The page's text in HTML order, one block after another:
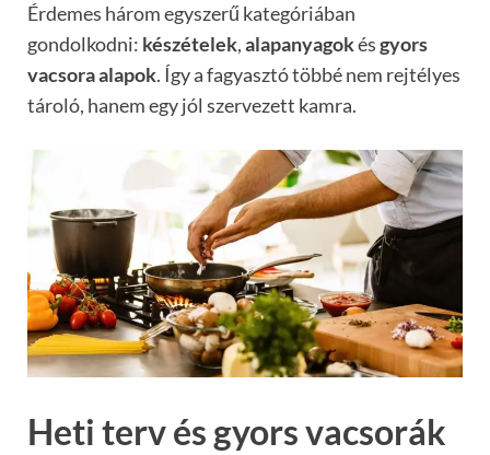
Érdemes három egyszerű kategóriában
gondolkodni: készételek,alapanyagokésgyors
vacsora alapok. Így a fagyasztó többé nem rejtélyes
tároló, hanem egy jól szervezett kamra.
Heti terv és gyors vacsorák